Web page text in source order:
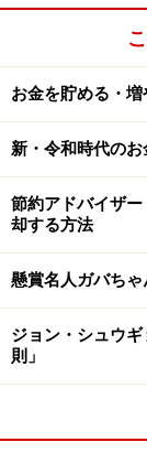
といいます。
今後購入を考
「子どもがミ
はクリーンサ
※皆さんの買っ
からぜひお寄
のAmazonギフ
ーーーーーーー
※本文カッコ
※エピソード
お金を貯める・
新・令和時代の
節約アドバイザ
却する方法
懸賞名人ガバち
ジョン・シュウ
則」